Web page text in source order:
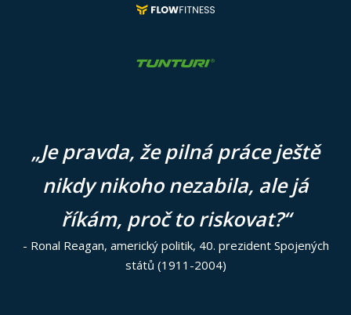
„Je pravda, že pilná práce ještě
nikdy nikoho nezabila, ale já
říkám, proč to riskovat?“
- Ronal Reagan, americký politik, 40. prezident Spojených
států (1911-2004)